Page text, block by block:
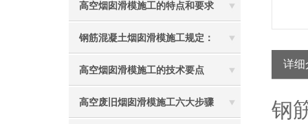
高空烟囱滑模施工的特点和要求
钢筋混凝土烟囱滑模施工规定：
高空烟囱滑模施工的技术要点
高空废旧烟囱滑模施工六大步骤
详细
钢